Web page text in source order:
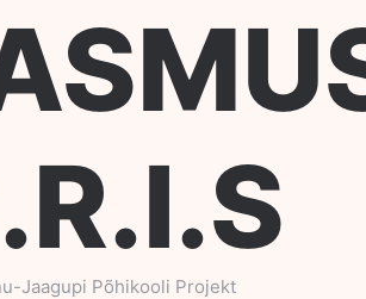
Jaagupi Põhikooli Projekt